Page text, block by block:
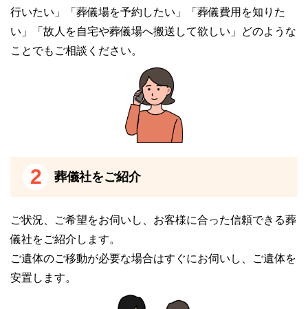
行いたい」「葬儀場を予約したい」「葬儀費用を知りた
い」「故人を自宅や葬儀場へ搬送して欲しい」どのような
ことでもご相談ください。
2 葬儀社をご紹介
ご状況、ご希望をお伺いし、お客様に合った信頼できる葬
儀社をご紹介します。
ご遺体のご移動が必要な場合はすぐにお伺いし、ご遺体を
安置します。